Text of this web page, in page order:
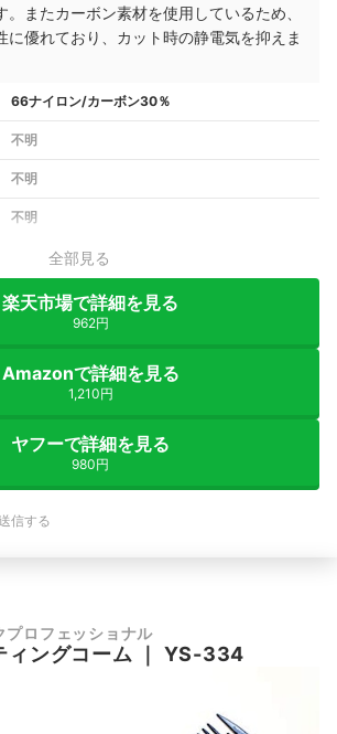
。またカーボン素材を使用しているため、
に優れており、カット時の静電気を抑えま
66ナイロン/カーボン30％
不明
不明
不明
全部見る
楽天市場で詳細を見る
962円
Amazonで詳細を見る
1,210円
ヤフーで詳細を見る
980円
信する
プロフェッショナル
ングコーム YS-334